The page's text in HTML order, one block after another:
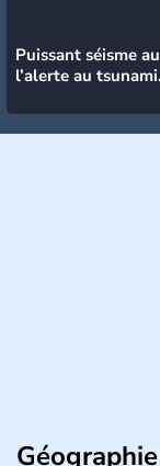
Puissant séisme
l’alerte au tsunami